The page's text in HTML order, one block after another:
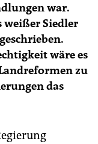
war.
weißer Siedler
wäre es
zu
das